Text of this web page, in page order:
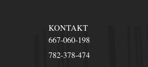
KONTAKT
667-060-198
782-378-474